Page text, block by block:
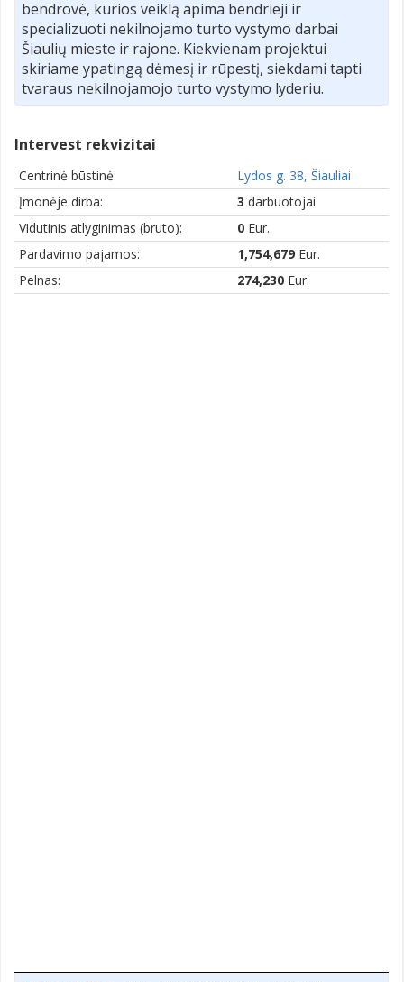
bendrovė, kurios veiklą apima bendrieji ir
specializuoti nekilnojamo turto vystymo darbai
Šiaulių mieste ir rajone. Kiekvienam projektui
skiriame ypatingą dėmesį ir rūpestį, siekdami tapti
tvaraus nekilnojamojo turto vystymo lyderiu.
Intervest rekvizitai
Centrinė būstinė:
Lydos g. 38, Šiauliai
Įmonėje dirba:
3 darbuotojai
Vidutinis atlyginimas (bruto):
0 Eur.
Pardavimo pajamos:
1,754,679 Eur.
Pelnas:
274,230 Eur.